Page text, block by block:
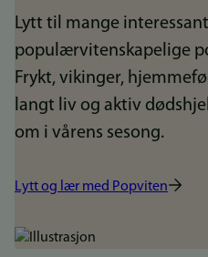
Lytt til mange
populærvitenskapelige
Frykt, vikinger,
langt liv og aktiv
om i vårens sesong.
Lytt og lær med Popviten
Bilde